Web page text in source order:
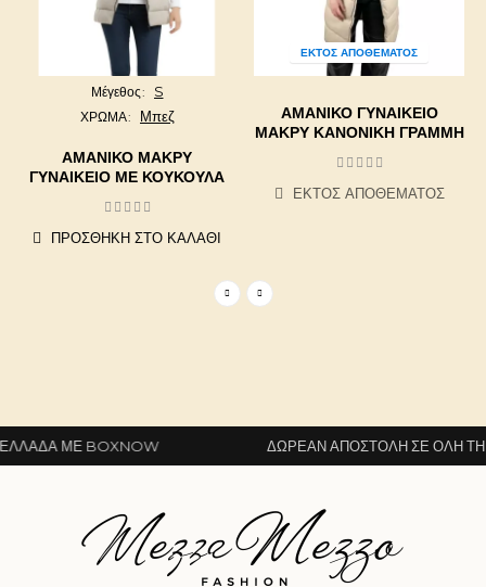
Μέγεθος S
ΧΡΩΜΑ Μπεζ
ΑΜΆΝΙΚΟ ΜΑΚΡΎ
ΓΥΝΑΙΚΕΊΟ ΜΕ ΚΟΥΚΟΎΛΑ
ΠΡΟΣΘΉΚΗ ΣΤΟ ΚΑΛΆΘΙ
ΕΚΤΌΣ ΑΠΟΘΈΜΑΤΟΣ
ΑΜΆΝΙΚΟ ΓΥΝΑΙΚΕΊΟ
ΜΑΚΡΎ ΚΑΝΟΝΙΚΉ ΓΡΑΜΜΉ
ΕΚΤΌΣ ΑΠΟΘΈΜΑΤΟΣ
ΜΕ BOXNOW ΔΩΡΕΆΝ ΑΠΟΣΤΟΛΉ ΣΕ ΌΛΗ ΤΗΝ